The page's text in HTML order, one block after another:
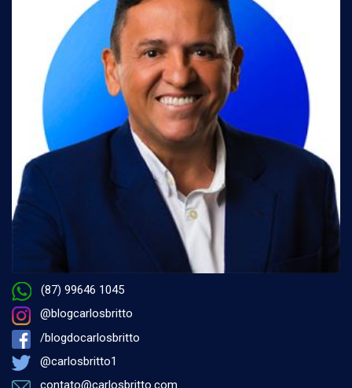
(87) 99646 1045
@blogcarlosbritto
/blogdocarlosbritto
@carlosbritto1
contato@carlosbritto.com